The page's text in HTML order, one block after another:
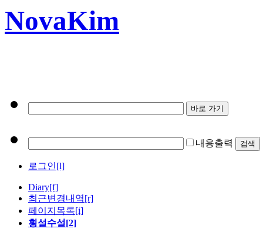
NovaKim
내용출력
로그인[l]
Diary[f]
최근변경내역[r]
페이지목록[i]
횡설수설[2]